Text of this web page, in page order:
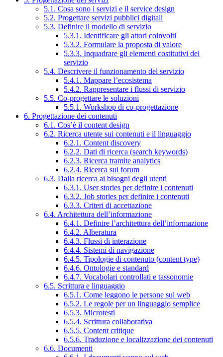
5.1. Cosa sono i servizi e il service design
5.2. Progettare servizi pubblici digitali
5.3. Definire il modello di servizio
5.3.1. Identificare gli attori coinvolti
5.3.2. Formulare la proposta di valore
5.3.3. Inquadrare gli elementi costitutivi del
servizio
5.4. Descrivere il funzionamento del servizio
5.4.1. Mappare l’ecosistema
5.4.2. Rappresentare i flussi di servizio
5.5. Co-progettare le soluzioni
5.5.1. Workshop di co-progettazione
6. Progettazione dei contenuti
6.1. Cos’è il content design
6.2. Ricerca utente sui contenuti e il linguaggio
6.2.1. Content discovery
6.2.2. Dati di ricerca (search keywords)
6.2.3. Ricerca tramite analytics
6.2.4. Ricerca sui forum
6.3. Dalla ricerca ai bisogni degli utenti
6.3.1. User stories per definire i contenuti
6.3.2. Job stories per definire i contenuti
6.3.3. Criteri di accettazione
6.4. Architettura dell’informazione
6.4.1. Definire l’architettura dell’informazione
6.4.2. Alberatura
6.4.3. Flussi di interazione
6.4.4. Sistemi di navigazione
6.4.5. Tipologie di contenuto (content type)
6.4.6. Ontologie e standard
6.4.7. Vocabolari controllati e tassonomie
6.5. Scrittura e linguaggio
6.5.1. Come leggono le persone sul web
6.5.2. Le regole per un linguaggio semplice
6.5.3. Microtesti
6.5.4. Scrittura collaborativa
6.5.5. Content critique
6.5.6. Traduzione e localizzazione dei contenuti
6.6. Documenti